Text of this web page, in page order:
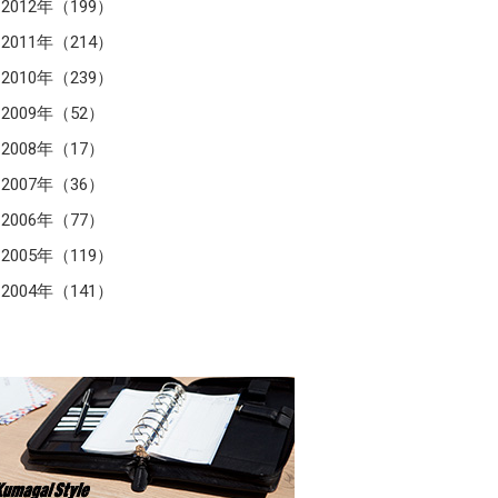
2012年（199）
2011年（214）
2010年（239）
2009年（52）
2008年（17）
2007年（36）
2006年（77）
2005年（119）
2004年（141）